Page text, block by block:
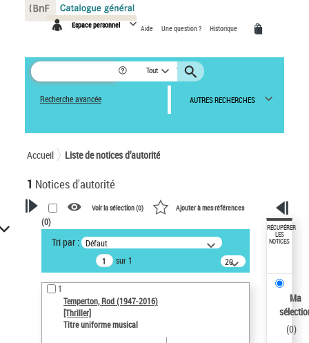
Espace personnel Aide Une question ? Historique
Tout
Recherche avancée AUTRES RECHERCHES
Accueil Liste de notices d’autorité
1 Notices d'autorité
VOTRE RECHERCHE
Recherche avancée dans les
notices d’autorité
Œuvres liées à l'auteur :
Temperton, Rod (1947-2016)
Auteur d’œuvre
Voir la sélection (0) Ajouter à mes références
(0)
Tri par : Défaut
sur 1
20
résultats/page
1
Temperton, Rod (1947-2016)
[Thriller]
Titre uniforme musical
RÉCUPÉRER
LES
NOTICES
Ma
(0)
Panneau de gestion des cookies